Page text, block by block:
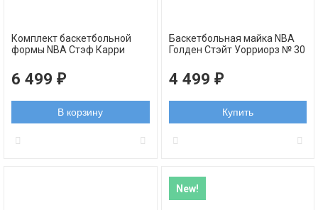
Комплект баскетбольной
формы NBA Стэф Карри
черный China
6 499 ₽
В корзину
Баскетбольная майка NBA
Голден Стэйт Уорриорз № 30
черная swingman
4 499 ₽
Купить
New!